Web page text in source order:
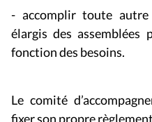
- accomplir toute
élargis des
fonction des besoins.
Le comité
fixer son propre